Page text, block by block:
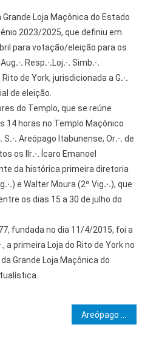
Loja Maçônica do Estado
2023/2025, que definiu em
para votação/eleição para os
.·. Resp.·.Loj.·. Simb.·.
de York, jurisdicionada a G.·.
de eleição.
do Templo, que se reúne
14 horas no Templo Maçônico
S.·. Areópago Itabunense, Or.·. de
os IIr.·. Ícaro Emanoel
da histórica primeira diretoria
.·.) e Walter Moura (2º Vig.·.), que
os dias 15 a 30 de julho do
fundada no dia 11/4/2015, foi a
a primeira Loja do Rito de York no
Grande Loja Maçônica do